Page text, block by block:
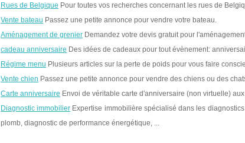
Rues de Belgique Pour toutes vos recherches concernant les rues de
Vente bateau Passez une petite annonce pour vendre votre bateau.
Aménagement de grenier Demandez votre devis gratuit pour
cadeau anniversaire Des idées de cadeaux pour tout évènement:
Régime menu Plusieurs articles sur la perte de poids pour vous faire
Vente chien Passez une petite annonce pour vendre des chiens ou des
Carte anniversaire Envoi de véritable carte d'anniversaire (non virtuelle)
Diagnostic immobilier Expertise immobilière spécialisé dans les
plomb, diagnostic de performance énergétique, ...